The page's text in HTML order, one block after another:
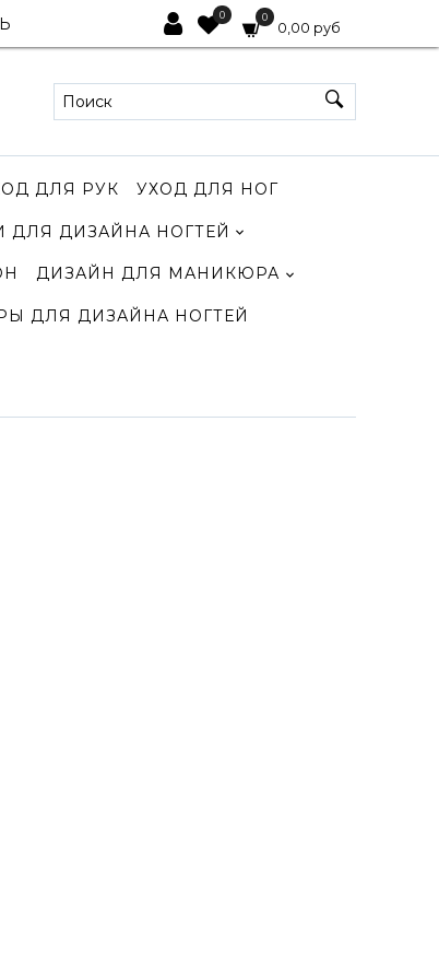
0 0
0,00 руб
ДЛЯ РУК УХОД ДЛЯ НОГ
ДЛЯ ДИЗАЙНА НОГТЕЙ
ДИЗАЙН ДЛЯ МАНИКЮРА
ДЛЯ ДИЗАЙНА НОГТЕЙ